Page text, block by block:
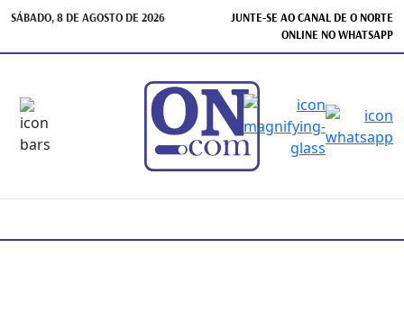
SÁBADO, 8 DE AGOSTO DE 2026
JUNTE-SE AO CANAL DE O NORTE
ONLINE NO WHATSAPP